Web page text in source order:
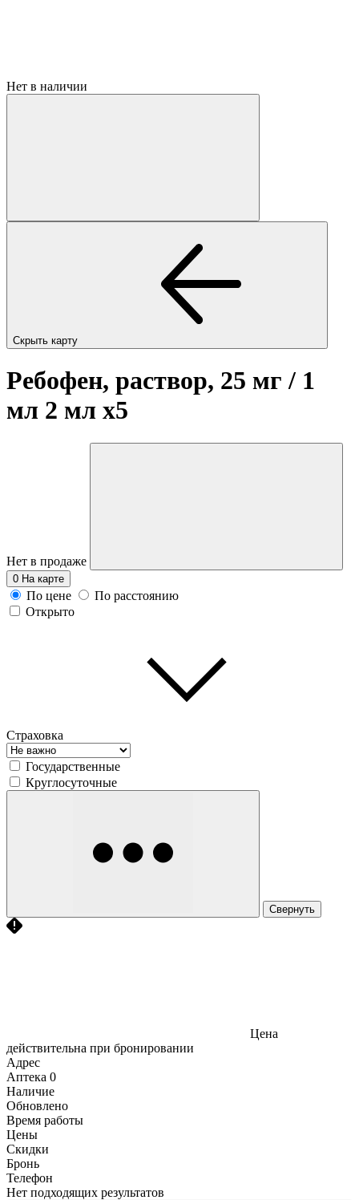
Нет в наличии
Скрыть карту
Ребофен, раствор, 25 мг / 1
мл 2 мл x5
Нет в продаже
0 На карте
По цене
По расстоянию
Открыто
Страховка
Государственные
Круглосуточные
Свернуть
Цена
действительна при бронировании
Адрес
Аптека 0
Наличие
Обновлено
Время работы
Цены
Скидки
Бронь
Телефон
Нет подходящих результатов